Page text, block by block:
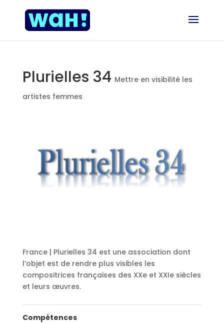
Plurielles 34 Mettre en visibilité les
artistes femmes
France | Plurielles 34 est une association dont
l’objet est de rendre plus visibles les
compositrices françaises des XXe et XXIe siècles
et leurs œuvres.
Compétences